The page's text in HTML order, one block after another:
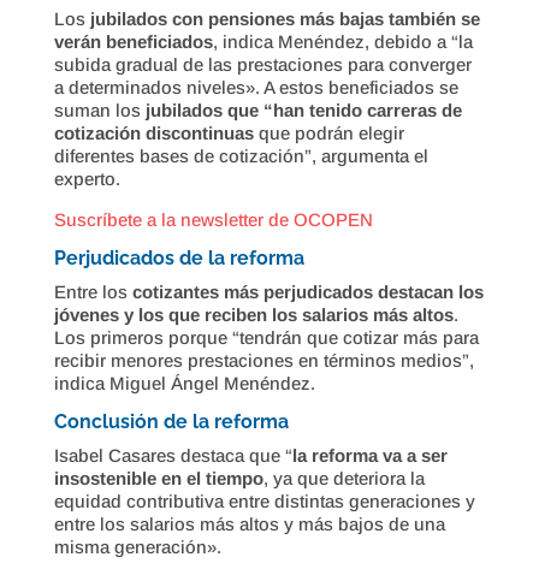
Los jubilados con pensiones más bajas también se
verán beneficiados, indica Menéndez, debido a “la
subida gradual de las prestaciones para converger
a determinados niveles». A estos beneficiados se
suman los jubilados que “han tenido carreras de
cotización discontinuasque podrán elegir
diferentes bases de cotización”, argumenta el
experto.
Suscríbete a la newsletter de OCOPEN
Perjudicados de la reforma
Entre los cotizantes más perjudicados destacan los
jóvenes y los que reciben los salarios más altos.
Los primeros porque “tendrán que cotizar más para
recibir menores prestaciones en términos medios”,
indica Miguel Ángel Menéndez.
Conclusión de la reforma
Isabel Casares destaca que “la reforma va a ser
insostenible en el tiempo, ya que deteriora la
equidad contributiva entre distintas generaciones y
entre los salarios más altos y más bajos de una
misma generación».